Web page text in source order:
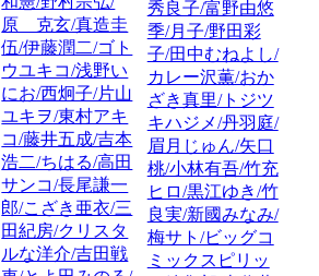
原 克玄/真造圭
伍/伊藤潤二/ゴト
ウユキコ/浅野い
にお/西炯子/片山
ユキヲ/東村アキ
コ/藤井五成/吉本
浩二/ちはる/高田
サンコ/長尾謙一
郎/こざき亜衣/三
田紀房/クリスタ
ルな洋介/吉田戦
秀良子/富野由悠
季/月子/野田彩
子/田中むねよし/
カレー沢薫/おか
ざき真里/トジツ
キハジメ/丹羽庭/
眉月じゅん/矢口
桃/小林有吾/竹充
ヒロ/黒江ゆき/竹
良実/新國みなみ/
梅サト/ビッグコ
ミックスピリッ